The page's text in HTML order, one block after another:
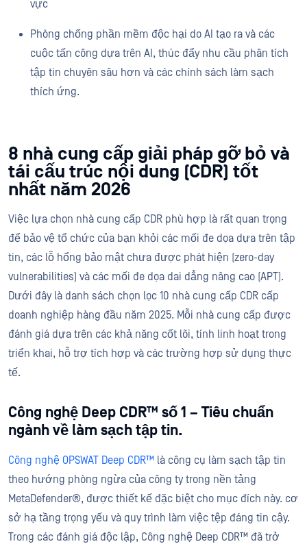
vực
Phòng chống phần mềm độc hại do AI tạo ra và các
cuộc tấn công dựa trên AI, thúc đẩy nhu cầu phân tích
tập tin chuyên sâu hơn và các chính sách làm sạch
thích ứng.
8 nhà cung cấp giải pháp gỡ bỏ và
tái cấu trúc nội dung (CDR) tốt
nhất năm 2026
Việc lựa chọn nhà cung cấp CDR phù hợp là rất quan trọng
để bảo vệ tổ chức của bạn khỏi các mối đe dọa dựa trên tập
tin, các lỗ hổng bảo mật chưa được phát hiện (zero-day
vulnerabilities) và các mối đe dọa dai dẳng nâng cao (APT).
Dưới đây là danh sách chọn lọc 10 nhà cung cấp CDR cấp
doanh nghiệp hàng đầu năm 2025. Mỗi nhà cung cấp được
đánh giá dựa trên các khả năng cốt lõi, tính linh hoạt trong
triển khai, hỗ trợ tích hợp và các trường hợp sử dụng thực
tế.
Công nghệ Deep CDR™ số 1 – Tiêu chuẩn
ngành về làm sạch tập tin.
Công nghệ OPSWAT Deep CDR™ là công cụ làm sạch tập tin
theo hướng phòng ngừa của công ty trong nền tảng
MetaDefender®, được thiết kế đặc biệt cho mục đích này. cơ
sở hạ tầng trọng yếu và quy trình làm việc tệp đáng tin cậy.
Trong các đánh giá độc lập, Công nghệ Deep CDR™ đã trở